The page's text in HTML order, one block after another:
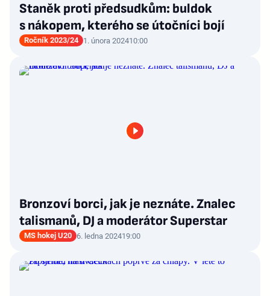
Staněk proti předsudkům: buldok
s nákopem, kterého se útočníci bojí
Ročník 2023/24 1. února 202410:00
Bronzoví borci, jak je neznáte. Znalec
talismanů, DJ a moderátor Superstar
MS hokej U20 6. ledna 202419:00